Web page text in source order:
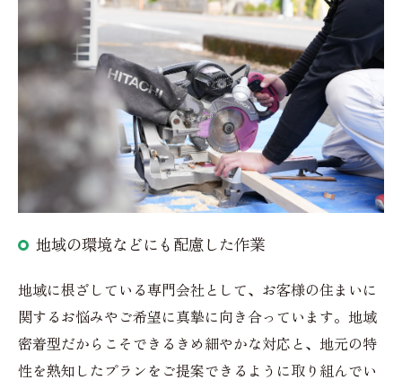
地域の環境などにも配慮した作業
地域に根ざしている専門会社として、お客様の住まいに
関するお悩みやご希望に真摯に向き合っています。地域
密着型だからこそできるきめ細やかな対応と、地元の特
性を熟知したプランをご提案できるように取り組んでい